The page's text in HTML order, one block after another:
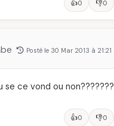
👍0 👎0
Posté le 30 Mar 2013 à 21:21
se ce vond ou non???????
👍0 👎0